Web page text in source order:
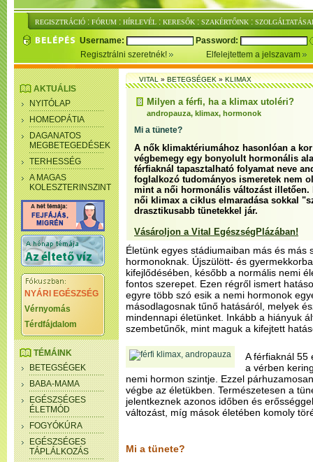
REGISZTRÁCIÓ : FÓRUM : HÍRLEVÉL : KERESŐK : SZAKÉRTŐINK :
Username:
Password:
Regisztrálni szeretnék!
Elfelejtettem a jelszavam
AKTUÁLIS
NYITÓLAP
HOMEOPÁTIA
DAGANATOS
MEGBETEGEDÉSEK
TERHESSÉG
A MAGAS
KOLESZTERINSZINT
NYÁRI EGÉSZSÉG
Vérnyomás
Térdfájdalom
TÉMÁINK
BETEGSÉGEK
BABA-MAMA
EGÉSZSÉGES
ÉLETMÓD
FOGYÓKÚRA
EGÉSZSÉGES
TÁPLÁLKOZÁS
VITAL»BETEGSÉGEK»KLIMAX
Milyen a férfi, ha a klimax utoléri?
andropauza, klimax, hormonok
Mi a tünete?
A nők klimaktériumához hasonlóan a
végbemegy egy bonyolult hormonális
férfiaknál tapasztalható folyamat neve
foglalkozó tudományos ismeretek nem
mint a női hormonális változást illetően.
női klimax a ciklus elmaradása sokkal
drasztikusabb tünetekkel jár.
Vásároljon a Vital EgészségPlázában!
Életünk egyes stádiumaiban más és más
hormonoknak. Újszülött- és
kifejlődésében, később a normális nemi
fontos szerepet. Ezen régről ismert
egyre több szó esik a nemi hormonok
másodlagosnak tűnő hatásáról, melyek
mindennapi életünket. Inkább a hiányuk
szembetűnők, mint maguk a kifejtett
A férfiaknál 55
a vérben
nemi hormon szintje. Ezzel
végbe az életükben. Természetesen a
jelentkeznek azonos időben és
változást, míg mások életében komoly
Mi a tünete?